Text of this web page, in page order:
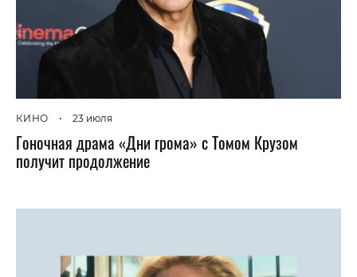
КИНО • 23 июля
Гоночная драма «Дни грома» с Томом Крузом
получит продолжение